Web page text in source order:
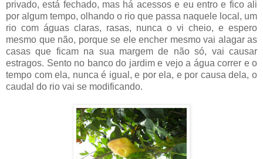
privado, está fechado, mas há acessos e eu entro e fico ali
por algum tempo, olhando o rio que passa naquele local, um
rio com águas claras, rasas, nunca o vi cheio, e espero
mesmo que não, porque se ele encher mesmo vai alagar as
casas que ficam na sua margem de não só, vai causar
estragos. Sento no banco do jardim e vejo a água correr e o
tempo com ela, nunca é igual, e por ela, e por causa dela, o
caudal do rio vai se modificando.